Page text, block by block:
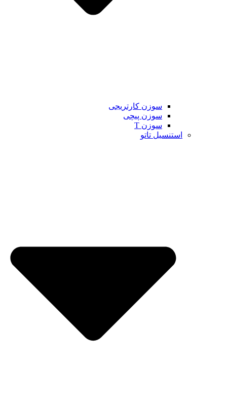
سوزن کارتریجی
سوزن پیچی
سوزن T
استنسیل تاتو